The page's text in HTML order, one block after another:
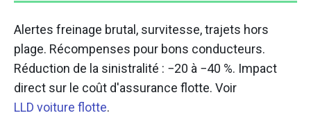
Alertes freinage brutal, survitesse, trajets hors
plage. Récompenses pour bons conducteurs.
Réduction de la sinistralité : −20 à −40 %. Impact
direct sur le coût d'assurance flotte. Voir
LLD voiture flotte.